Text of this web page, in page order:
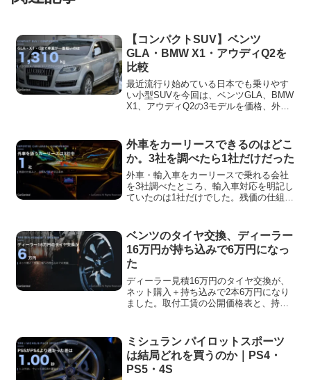
【コンパクトSUV】ベンツ
GLA・BMW X1・アウディQ2を
比較
最近流行り始めている日本でも乗りやす
い小型SUVを今回は、ベンツGLA、BMW
X1、アウディQ2の3モデルを価格、外
きますので、ご購入時の参考にしていた
だけましたら幸いです。
外車をカーリースできるのはどこ
か。3社を調べたら1社だけだった
外車・輸入車をカーリースで乗れる会社
を3社調べたところ、輸入車対応を明記し
ていたのは1社だけでした。残価の仕組み
ベンツのタイヤ交換、ディーラー
16万円が持ち込みで6万円になっ
た
ディーラー見積16万円のタイヤ交換が、
ネット購入＋持ち込みで2本6万円になり
ました。取付工賃の公開価格表と、持ち
ミシュラン パイロットスポーツ
は結局どれを買うのか｜PS4・
PS5・4S